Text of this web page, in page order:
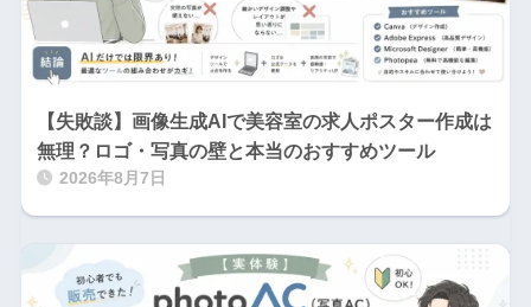
【失敗談】画像生成AIで美容室の求人ポスター作成は
無理？ロゴ・写真の壁と本当のおすすめツール
2026年8月7日